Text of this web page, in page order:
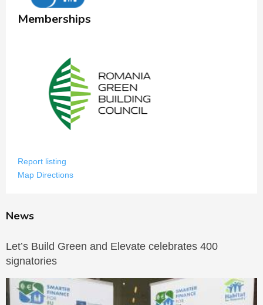
Memberships
Report listing
Map Directions
News
Let’s Build Green and Elevate celebrates 400
signatories